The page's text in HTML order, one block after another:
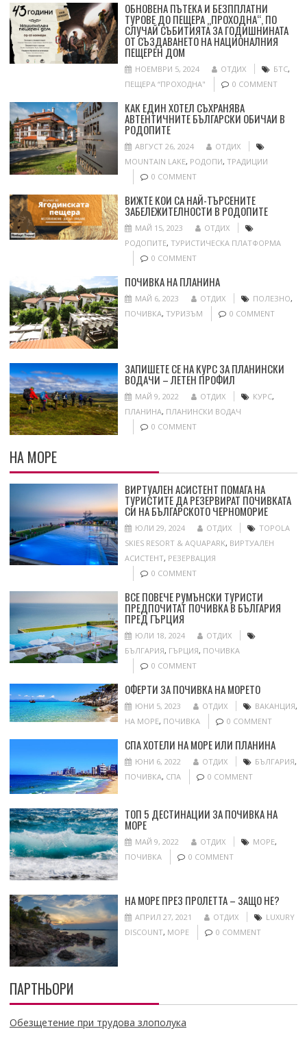
ОБНОВЕНА ПЪТЕКА И БЕЗППЛАТНИ
ТУРОВЕ ДО ПЕЩЕРА „ПРОХОДНА“, ПО
СЛУЧАЙ СЪБИТИЯТА ЗА ГОДИШНИНАТА
ОТ СЪЗДАВАНЕТО НА НАЦИОНАЛНИЯ
ПЕЩЕРЕН ДОМ
НОЕМВРИ 5, 2024 ОТДИХ БТС,
ПЕЩЕРА “ПРОХОДНА"
0 COMMENT
КАК ЕДИН ХОТЕЛ СЪХРАНЯВА
АВТЕНТИЧНИТЕ БЪЛГАРСКИ ОБИЧАИ В
РОДОПИТЕ
АВГУСТ 26, 2024
ОТДИХ
MOUNTAIN LAKE, РОДОПИ, ТРАДИЦИИ
0 COMMENT
ВИЖТЕ КОИ СА НАЙ-ТЪРСЕНИТЕ
ЗАБЕЛЕЖИТЕЛНОСТИ В РОДОПИТЕ
МАЙ 15, 2023
ОТДИХ
РОДОПИТЕ, ТУРИСТИЧЕСКА ПЛАТФОРМА
0 COMMENT
ПОЧИВКА НА ПЛАНИНА
МАЙ 6, 2023 ОТДИХ ПОЛЕЗНО,
ПОЧИВКА, ТУРИЗЪМ 0 COMMENT
ЗАПИШЕТЕ СЕ НА КУРС ЗА ПЛАНИНСКИ
ВОДАЧИ – ЛЕТЕН ПРОФИЛ
МАЙ 9, 2022 ОТДИХ КУРС,
ПЛАНИНА, ПЛАНИНСКИ ВОДАЧ
0 COMMENT
НА МОРЕ
ВИРТУАЛЕН АСИСТЕНТ ПОМАГА НА
ТУРИСТИТЕ ДА РЕЗЕРВИРАТ ПОЧИВКАТА
СИ НА БЪЛГАРСКОТО ЧЕРНОМОРИЕ
ЮЛИ 29, 2024 ОТДИХ
TOPOLA
SKIES RESORT & AQUAPARK, ВИРТУАЛЕН
АСИСТЕНТ, РЕЗЕРВАЦИЯ
0 COMMENT
ВСЕ ПОВЕЧЕ РУМЪНСКИ ТУРИСТИ
ПРЕДПОЧИТАТ ПОЧИВКА В БЪЛГАРИЯ
ПРЕД ГЪРЦИЯ
ЮЛИ 18, 2024
ОТДИХ
БЪЛГАРИЯ, ГЪРЦИЯ, ПОЧИВКА
0 COMMENT
ОФЕРТИ ЗА ПОЧИВКА НА МОРЕТО
ЮНИ 5, 2023 ОТДИХ ВАКАНЦИЯ,
НА МОРЕ, ПОЧИВКА 0 COMMENT
СПА ХОТЕЛИ НА МОРЕ ИЛИ ПЛАНИНА
ЮНИ 6, 2022 ОТДИХ БЪЛГАРИЯ,
ПОЧИВКА, СПА 0 COMMENT
ТОП 5 ДЕСТИНАЦИИ ЗА ПОЧИВКА НА
МОРЕ
МАЙ 9, 2022 ОТДИХ МОРЕ,
ПОЧИВКА
0 COMMENT
НА МОРЕ ПРЕЗ ПРОЛЕТТА – ЗАЩО НЕ?
АПРИЛ 27, 2021 ОТДИХ
LUXURY
DISCOUNT, МОРЕ 0 COMMENT
ПАРТНЬОРИ
Обезщетение при трудова злополука